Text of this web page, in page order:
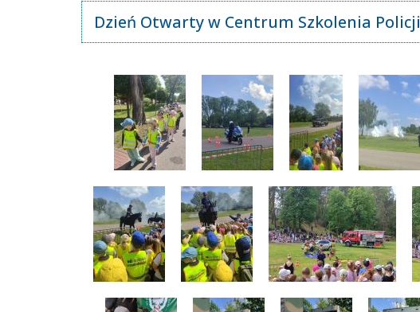
Dzień Otwarty w Centrum Szkolenia Policji